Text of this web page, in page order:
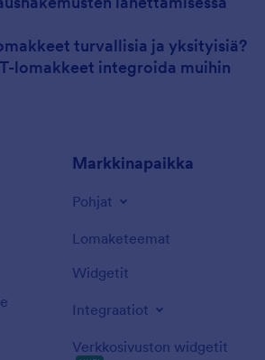
turvallisia ja yksityisiä?
lomakkeet integroida muihin
Markkinapaikka
Pohjat
Lomaketeemat
Widgetit
Integraatiot
Verkkosivuston widgetit